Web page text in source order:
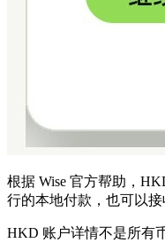
根据 Wise 官方帮助，
行的本地付款，也可以接
HKD 账户详情不是所有